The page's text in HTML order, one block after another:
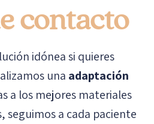
contacto
idónea si quieres
una adaptación
a los mejores materiales
seguimos a cada paciente